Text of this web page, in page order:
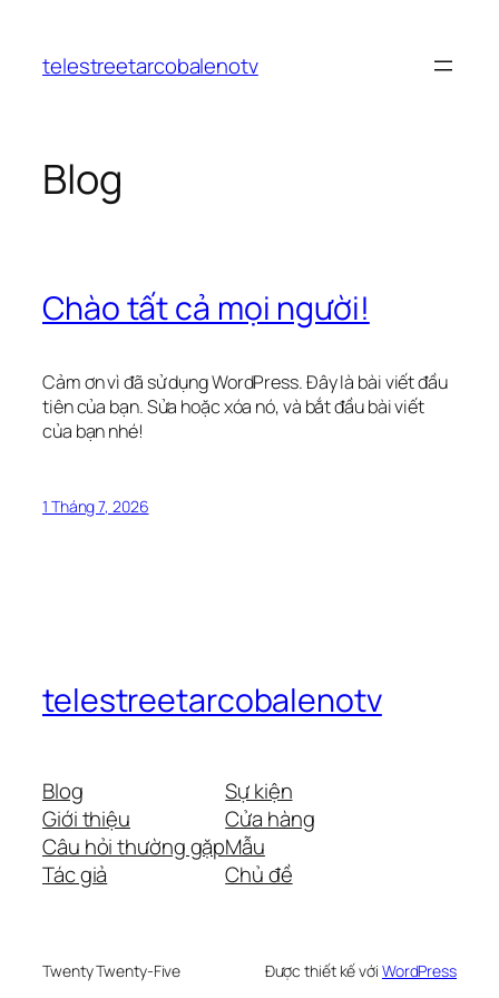
phầntelestreetarcobalenotv
Blog
Chào tất cả mọi người!
Cảm ơn vì đã sử dụng WordPress. Đây là bài viết đầu
tiên của bạn. Sửa hoặc xóa nó, và bắt đầu bài viết
của bạn nhé!
1 Tháng 7, 2026
telestreetarcobalenotv
Blog
Giới thiệu
Câu hỏi thường gặp
Tác giả
Sự kiện
Cửa hàng
Mẫu
Chủ đề
Twenty Twenty-Five Được thiết kế với WordPress